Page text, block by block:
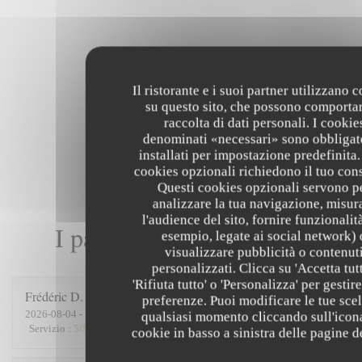
Il ristorante e i suoi partner utilizzano
su questo sito, che possono
raccolta di dati personali. I
denominati «necessari» sono
installati per impostazione
cookies opzionali richiedono il tuo
Questi cookies opzionali servono
analizzare la tua navigazione,
l'audience del sito, fornire
esempio, legate ai social network)
visualizzare pubblicità o
personalizzati. Clicca su 'Accetta
'Rifiuta tutto' o 'Personalizza' per
preferenze. Puoi modificare le tue
qualsiasi momento cliccando
cookie in basso a sinistra delle pagine
I pareri dei nostri clienti
Frédéric D
2026-08-04 - 12:45 - Ospiti 6
Servizio : 5/5 Atmosfera: 5/5 Cucina: 5/5 Qualità / Prezzo: 5/5